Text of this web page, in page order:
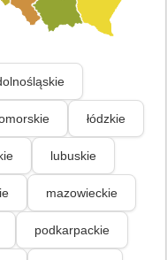
łódzkie
lubuskie
mazowieckie
podkarpackie